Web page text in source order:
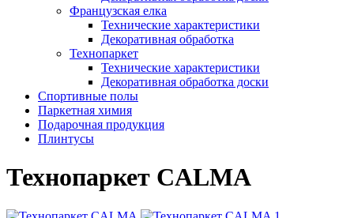
Французская елка
Технические характеристики
Декоративная обработка
Технопаркет
Технические характеристики
Декоративная обработка доски
Спортивные полы
Паркетная химия
Подарочная продукция
Плинтусы
Технопаркет CALMA